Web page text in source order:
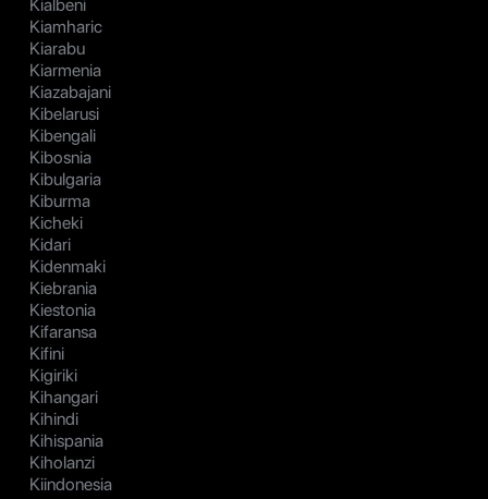
Kialbeni
Kiamharic
Kiarabu
Kiarmenia
Kiazabajani
Kibelarusi
Kibengali
Kibosnia
Kibulgaria
Kiburma
Kicheki
Kidari
Kidenmaki
Kiebrania
Kiestonia
Kifaransa
Kifini
Kigiriki
Kihangari
Kihindi
Kihispania
Kiholanzi
Kiindonesia